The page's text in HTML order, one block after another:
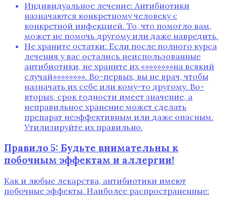
Индивидуальное лечение: Антибиотики
назначаются конкретному человеку с
конкретной инфекцией. То‚ что помогло вам‚
может не помочь другому или даже навредить.
Не храните остатки: Если после полного курса
лечения у вас остались неиспользованные
антибиотики‚ не храните их «»»»»»»»на всякий
случай»»»»»»»». Во-первых‚ вы не врач‚ чтобы
назначать их себе или кому-то другому. Во-
вторых‚ срок годности имеет значение‚ а
неправильное хранение может сделать
препарат неэффективным или даже опасным.
Утилизируйте их правильно.
Правило 5: Будьте внимательны к
побочным эффектам и аллергии!
Как и любые лекарства‚ антибиотики имеют
побочные эффекты. Наиболее распространенные: